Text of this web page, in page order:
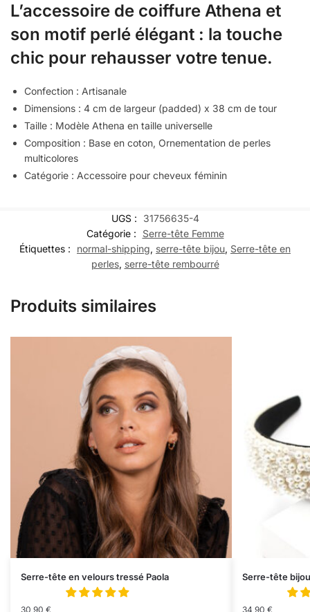
L’accessoire de coiffure Athena et
son motif perlé élégant : la touche
chic pour rehausser votre tenue.
Confection : Artisanale
Dimensions : 4 cm de largeur (padded) x 38 cm de tour
Taille : Modèle Athena en taille universelle
Composition : Base en coton, Ornementation de perles
multicolores
Catégorie : Accessoire pour cheveux féminin
UGS :
31756635-4
Catégorie :
Serre-tête Femme
Étiquettes :
normal-shipping, serre-tête bijou, Serre-tête en
perles, serre-tête rembourré
Produits similaires
Serre-tête en velours tressé Paola
30,90 €
Serre-tête
34,90 €